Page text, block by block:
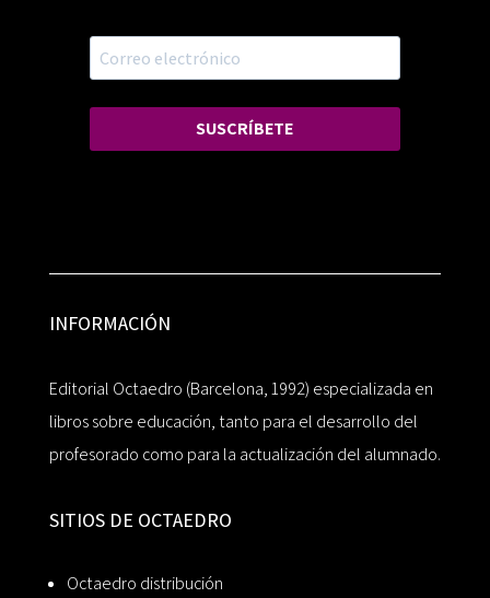
SUSCRÍBETE
INFORMACIÓN
Editorial Octaedro (Barcelona, 1992) especializada en
libros sobre educación, tanto para el desarrollo del
profesorado como para la actualización del alumnado.
SITIOS DE OCTAEDRO
Octaedro distribución